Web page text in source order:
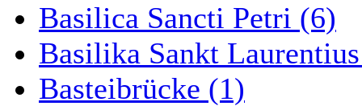
Basilica Sancti Petri (6)
Basilika Sankt
Basteibrücke (1)